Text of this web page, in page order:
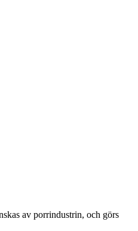
av porrindustrin, och görs